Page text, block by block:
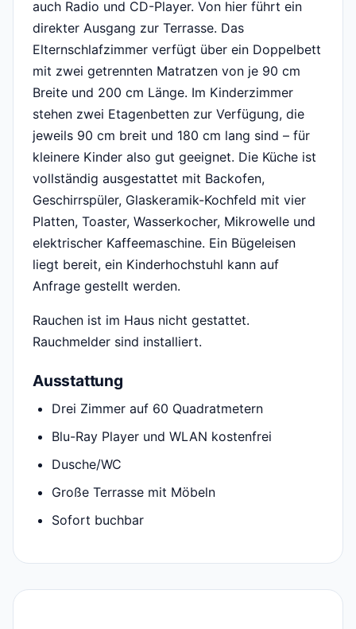
auch Radio und CD-Player. Von hier führt ein
direkter Ausgang zur Terrasse. Das
Elternschlafzimmer verfügt über ein Doppelbett
mit zwei getrennten Matratzen von je 90 cm
Breite und 200 cm Länge. Im Kinderzimmer
stehen zwei Etagenbetten zur Verfügung, die
jeweils 90 cm breit und 180 cm lang sind – für
kleinere Kinder also gut geeignet. Die Küche ist
vollständig ausgestattet mit Backofen,
Geschirrspüler, Glaskeramik-Kochfeld mit vier
Platten, Toaster, Wasserkocher, Mikrowelle und
elektrischer Kaffeemaschine. Ein Bügeleisen
liegt bereit, ein Kinderhochstuhl kann auf
Anfrage gestellt werden.
Rauchen ist im Haus nicht gestattet.
Rauchmelder sind installiert.
Ausstattung
Drei Zimmer auf 60 Quadratmetern
Blu-Ray Player und WLAN kostenfrei
Dusche/WC
Große Terrasse mit Möbeln
Sofort buchbar